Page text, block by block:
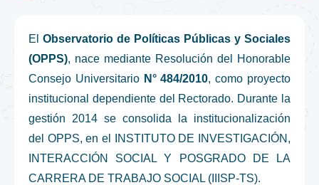
El Observatorio de Políticas Públicas y Sociales
(OPPS), nace mediante Resolución del Honorable
Consejo Universitario N° 484/2010, como proyecto
institucional dependiente del Rectorado. Durante la
gestión 2014 se consolida la institucionalización
del OPPS, en el INSTITUTO DE INVESTIGACIÓN,
INTERACCIÓN SOCIAL Y POSGRADO DE LA
CARRERA DE TRABAJO SOCIAL (IIISP-TS).